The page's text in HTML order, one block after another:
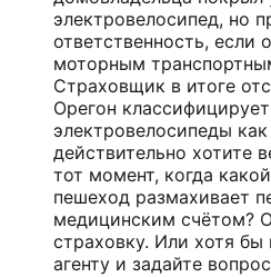
электровелосипед, но
ответственность, если
моторным
Страховщик в итоге
Орегон
электровелосипеды
действительно хотите
тот момент, когда
пешеход размахивает
медицинским счётом?
страховку. Или хотя бы
агенту и задайте